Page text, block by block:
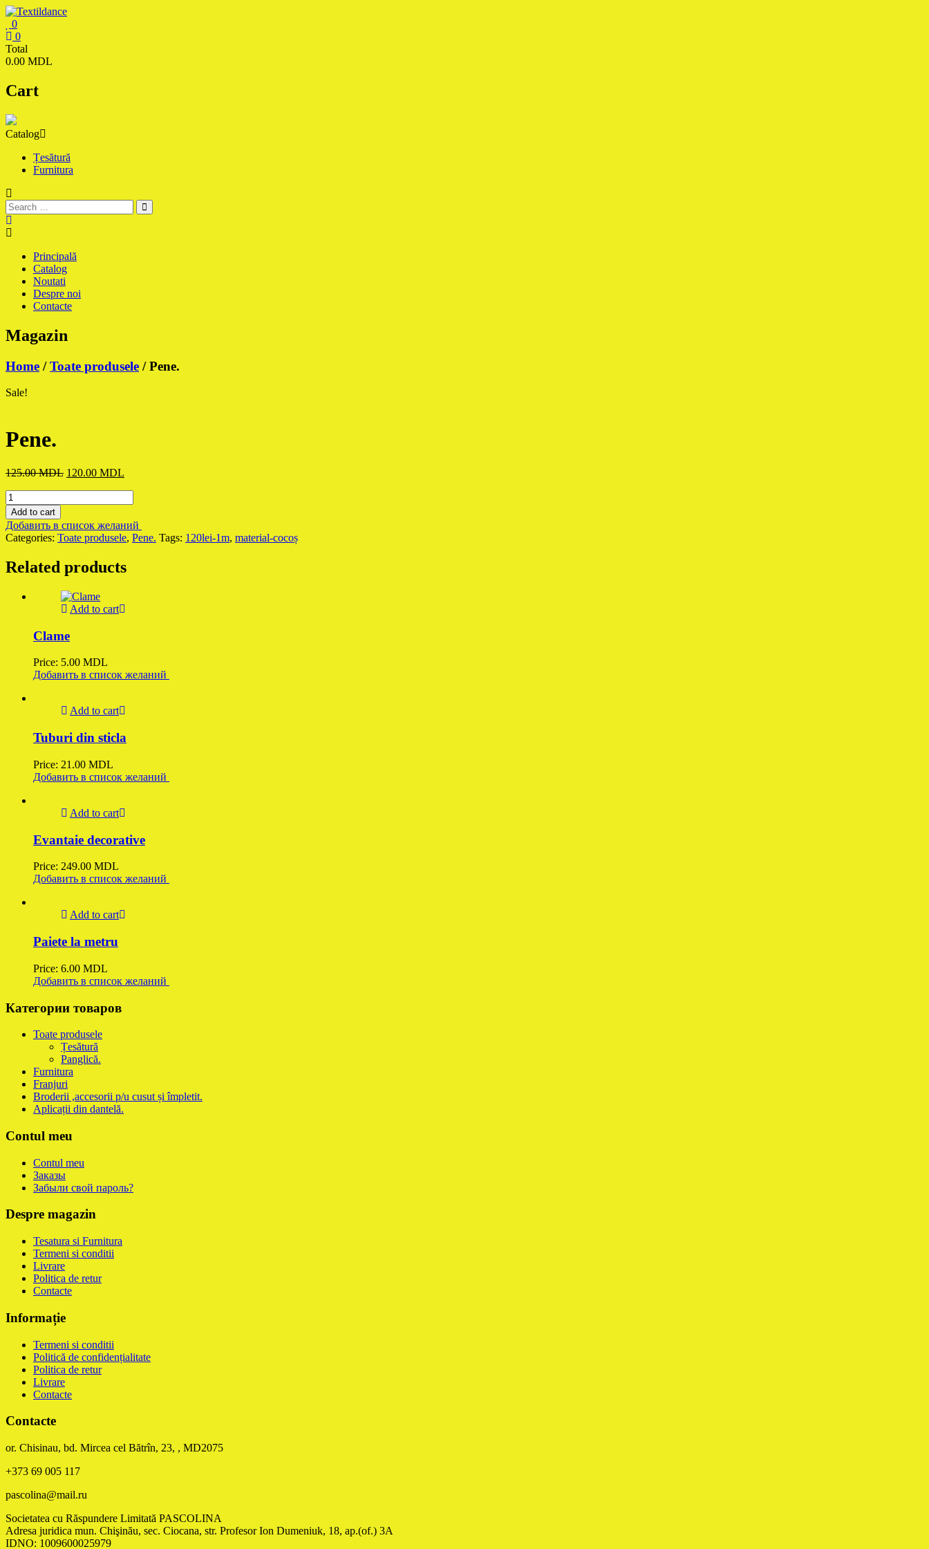
Skip
to
content
Textildance.md
0
0
Total
0.00 MDL
Cart
Catalog
Țesătură
Furnitura
Principală
Catalog
Noutati
Despre noi
Contacte
Magazin
Home /Toate produsele / Pene.
Sale!
Pene.
125.00MDL Original
120.00 MDL
Pene.
quantity
Add to cart
Добавить в список желаний
Categories: Toate produsele, Pene. Tags: 120lei-1m, material-cocoș
Related products
Add to cart
Clame
Price: 5.00 MDL
Добавить в список желаний
Add to cart
Tuburi din sticla
Price: 21.00 MDL
Добавить в список желаний
Add to cart
Evantaie decorative
Price: 249.00 MDL
Добавить в список желаний
Add to cart
Paiete la metru
Price: 6.00 MDL
Добавить в список желаний
Категории товаров
Toate produsele
Țesătură
Panglică.
Furnitura
Franjuri
Broderii ,accesorii p/u cusut și împletit.
Aplicații din dantelă.
Contul meu
Contul meu
Заказы
Забыли свой пароль?
Despre magazin
Tesatura si Furnitura
Termeni si conditii
Livrare
Politica de retur
Contacte
Informație
Termeni si conditii
Politică de confidențialitate
Politica de retur
Livrare
Contacte
Contacte
or. Chisinau, bd. Mircea cel Bătrîn, 23, , MD2075
+373 69 005 117
pascolina@mail.ru
Societatea cu Răspundere Limitată PASCOLINA
Adresa juridica mun. Chişinău, sec. Ciocana, str. Profesor Ion Dumeniuk, 18, ap.(of.) 3A
IDNO: 1009600025979